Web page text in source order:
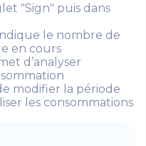
"Sign" puis dans
le nombre de
en cours
d’analyser
modifier la période
les consommations